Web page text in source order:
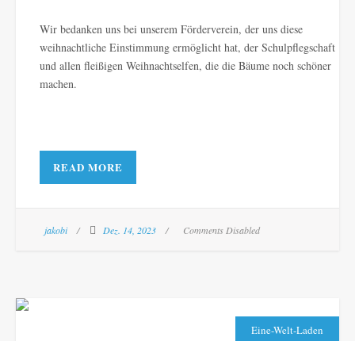
Wir bedanken uns bei unserem Förderverein, der uns diese
weihnachtliche Einstimmung ermöglicht hat, der Schulpflegschaft
und allen fleißigen Weihnachtselfen, die die Bäume noch schöner
machen.
READ MORE
jakobi Dez. 14, 2023 Comments Disabled
Eine-Welt-Laden